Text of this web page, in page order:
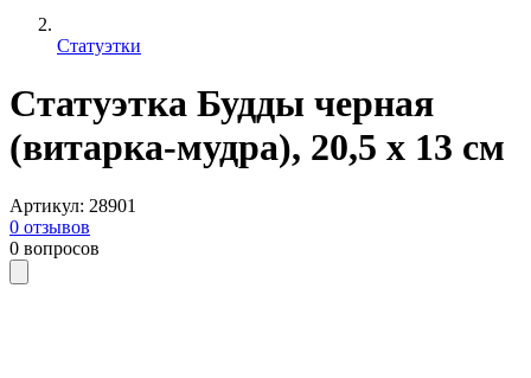
Статуэтки
Статуэтка Будды черная
(витарка-мудра), 20,5 х 13 см
Артикул: 28901
0 отзывов
0 вопросов